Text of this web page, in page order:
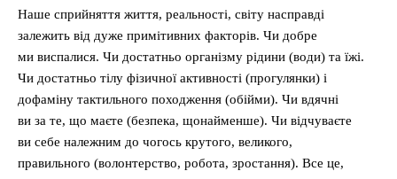
Наше сприйняття життя, реальності, світу насправді
залежить від дуже примітивних факторів. Чи добре
ми виспалися. Чи достатньо організму рідини (води) та їжі.
Чи достатньо тілу фізичної активності (прогулянки) і
дофаміну тактильного походження (обійми). Чи вдячні
ви за те, що маєте (безпека, щонайменше). Чи відчуваєте
ви себе належним до чогось крутого, великого,
правильного (волонтерство, робота, зростання). Все це,